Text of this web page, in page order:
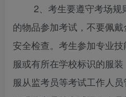
2、考生要遵守考场规
的物品参加考试，不要佩
安全检查。考生参加专业
服或有所在学校标识的服
服从监考员等考试工作人